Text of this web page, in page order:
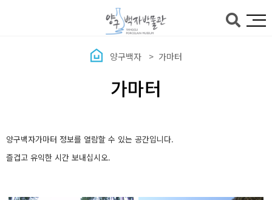
양구백자 가마터
가마터
양구백자가마터 정보를 열람할 수 있는 공간입니다.
즐겁고 유익한 시간 보내십시오.